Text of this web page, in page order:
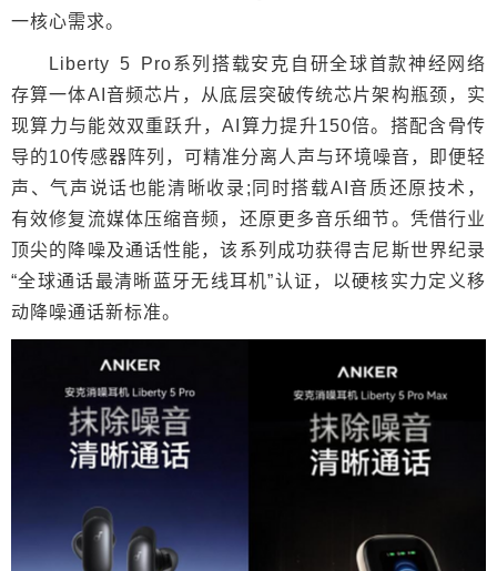
一核心需求。
Liberty 5 Pro系列搭载安克自研全球首款神经网络
存算一体AI音频芯片，从底层突破传统芯片架构瓶颈，实
现算力与能效双重跃升，AI算力提升150倍。搭配含骨传
导的10传感器阵列，可精准分离人声与环境噪音，即便轻
声、气声说话也能清晰收录;同时搭载AI音质还原技术，
有效修复流媒体压缩音频，还原更多音乐细节。凭借行业
顶尖的降噪及通话性能，该系列成功获得吉尼斯世界纪录
“全球通话最清晰蓝牙无线耳机”认证，以硬核实力定义移
动降噪通话新标准。